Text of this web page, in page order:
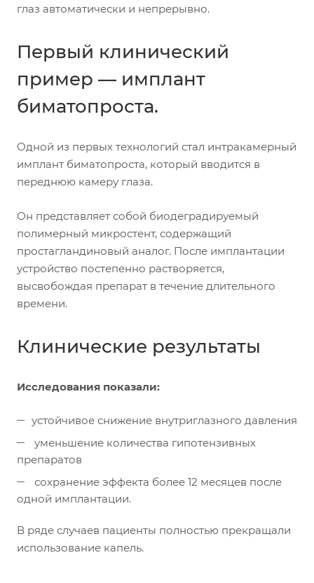
глаз автоматически и непрерывно.
Первый клинический
пример — имплант
биматопроста.
Одной из первых технологий стал интракамерный
имплант биматопроста, который вводится в
переднюю камеру глаза.
Он представляет собой биодеградируемый
полимерный микростент, содержащий
простагландиновый аналог. После имплантации
устройство постепенно растворяется,
высвобождая препарат в течение длительного
времени.
Клинические результаты
Исследования показали:
устойчивое снижение внутриглазного давления
уменьшение количества гипотензивных
препаратов
сохранение эффекта более 12 месяцев после
одной имплантации.
В ряде случаев пациенты полностью прекращали
использование капель.